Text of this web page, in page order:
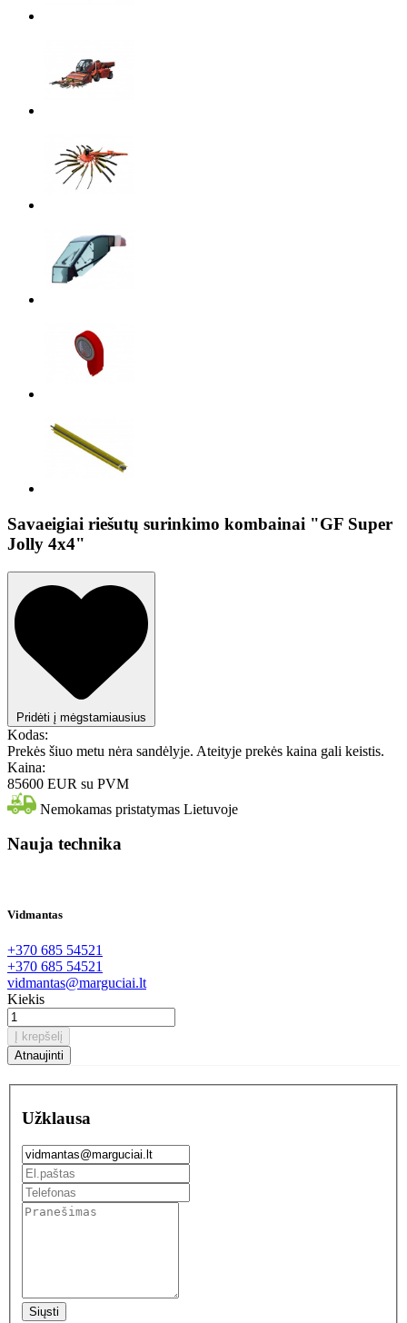
Savaeigiai riešutų surinkimo kombainai "GF Super
Jolly 4x4"
Pridėti į mėgstamiausius
Kodas:
Prekės šiuo metu nėra sandėlyje. Ateityje prekės kaina gali keistis.
Kaina:
85600 EUR su PVM
Nemokamas pristatymas Lietuvoje
Nauja technika
Vidmantas
+370 685 54521
+370 685 54521
vidmantas@marguciai.lt
Kiekis
Į krepšelį
Užklausa
Siųsti